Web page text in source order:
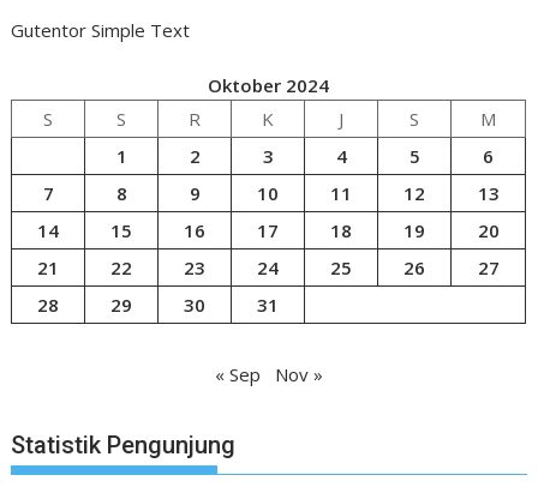
Gutentor Simple Text
Oktober 2024
S
S R K J S
M
1
2 3 4 5
6
7
8 9 10 11 12
13
14
15 16 17 18 19
20
21
22 23 24 25 26
27
28
29 30 31
« Sep Nov »
Statistik Pengunjung